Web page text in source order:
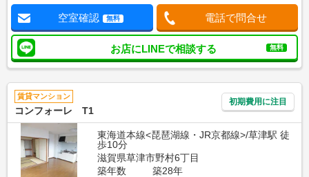
空室確認 無料 電話で問合せ
お店にLINEで相談する 無料
賃貸マンション
コンフォーレ T1
初期費用に注目
東海道本線<琵琶湖線・JR京都線>/草津駅 徒
歩10分
滋賀県草津市野村6丁目
築年数
築28年